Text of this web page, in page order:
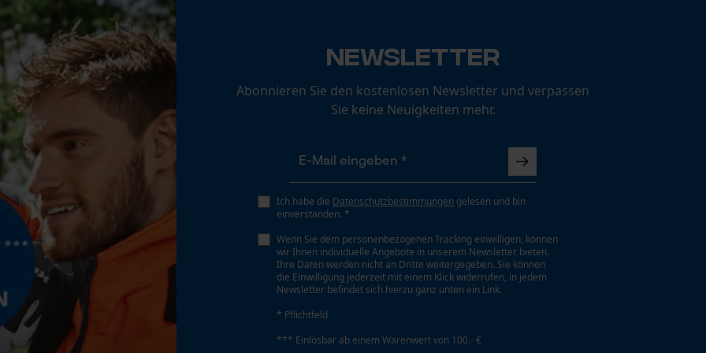
Schrägschnitt
Nein
Treibglied Nutstärke MM
1.5 mm
Werkzeuglose Kettenspannung
Nein
Newsletter
Abonnieren Sie den kostenlosen Newsletter und verpassen
Sie keine Neuigkeiten mehr.
Ich habe die Datenschutzbestimmungen gelesen und bin
einverstanden. *
Wenn Sie dem personenbezogenen Tracking einwilligen, können
wir Ihnen individuelle Angebote in unserem Newsletter bieten.
Ihre Daten werden nicht an Dritte weitergegeben. Sie können
die Einwilligung jederzeit mit einem Klick widerrufen, in jedem
Newsletter befindet sich hierzu ganz unten ein Link.
* Pflichtfeld
*** Einlösbar ab einem Warenwert von 100,- €
Loop54 Personalization
Personalisierte Startseite
Gespeicherter Warenkorb
Geo-IP und User Detection
Marketing Cookies